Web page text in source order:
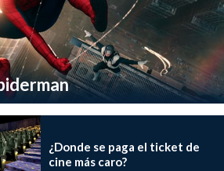
¿Donde se paga el ticket de
cine más caro?